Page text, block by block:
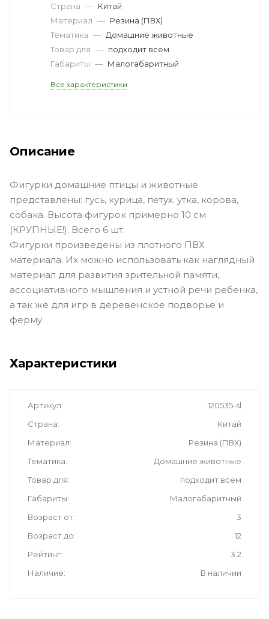
Страна — Китай
Материал — Резина (ПВХ)
Тематика — Домашние животные
Товар для — подходит всем
Габариты — Малогабаритный
Все характеристики
Описание
Фигурки домашние птицы и животные
представлены: гусь, курица, петух. утка, корова,
собака. Высота фигурок примерно 10 см
(КРУПНЫЕ!). Всего 6 шт.
Фигурки произведены из плотного ПВХ
материала. Их можно использовать как наглядный
материал для развития зрительной памяти,
ассоциативного мышления и устной речи ребенка,
а так же для игр в деревенское подворье и
ферму.
Характеристики
Артикул
120535-sl
Страна
Китай
Материал
Резина (ПВХ)
Тематика
Домашние животные
Товар для
подходит всем
Габариты
Малогабаритный
Возраст от
3
Возраст до
12
Рейтинг
3.2
Наличие
В наличии